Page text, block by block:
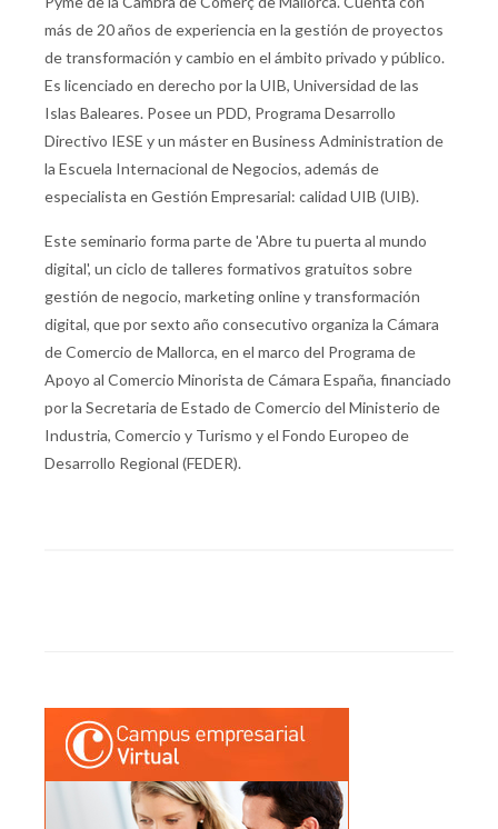
más de 20 años de experiencia en la gestión de proyectos
de transformación y cambio en el ámbito privado y público.
Es licenciado en derecho por la UIB, Universidad de las
Islas Baleares. Posee un PDD, Programa Desarrollo
Directivo IESE y un máster en Business Administration de
la Escuela Internacional de Negocios, además de
especialista en Gestión Empresarial: calidad UIB (UIB).
Este seminario forma parte de 'Abre tu puerta al mundo
digital', un ciclo de talleres formativos gratuitos sobre
gestión de negocio, marketing online y transformación
digital, que por sexto año consecutivo organiza la Cámara
de Comercio de Mallorca, en el marco del Programa de
Apoyo al Comercio Minorista de Cámara España, financiado
por la Secretaria de Estado de Comercio del Ministerio de
Industria, Comercio y Turismo y el Fondo Europeo de
Desarrollo Regional (FEDER).